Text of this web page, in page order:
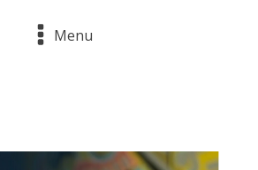
Menu